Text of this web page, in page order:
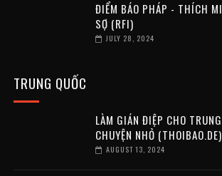
ĐIỂM BÁO PHÁP - THÍCH
SỢ (RFI)
JULY 28, 2024
TRUNG QUỐC
LÀM GIÁN ĐIỆP CHO
CHUYỆN NHỎ (THOIBAO.DE)
AUGUST 13, 2024